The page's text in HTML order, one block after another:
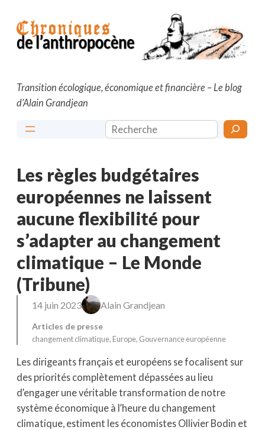
contenu
Transition écologique, économique et financière – Le blog
d’Alain Grandjean
Rechercher
Les règles budgétaires
européennes ne laissent
aucune flexibilité pour
s’adapter au changement
climatique – Le Monde
(Tribune)
14 juin 2023 Alain Grandjean
Articles de presse
changement climatique, Europe, Gouvernance européenne
Les dirigeants français et européens se focalisent sur
des priorités complètement dépassées au lieu
d’engager une véritable transformation de notre
système économique à l’heure du changement
climatique, estiment les économistes Ollivier Bodin et